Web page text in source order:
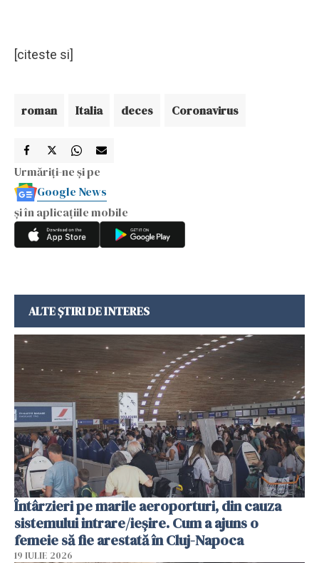
[citeste si]
roman Italia deces Coronavirus
Urmăriți-ne și pe
Google News
și în aplicațiile mobile
ALTE ȘTIRI DE INTERES
Întârzieri pe marile aeroporturi, din cauza
sistemului intrare/ieșire. Cum a ajuns o
femeie să fie arestată în Cluj-Napoca
19 IULIE 2026